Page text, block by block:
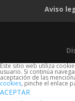
Aviso
Este sitio web utiliza
usuario. Si continúa
aceptación de las
cookies, pinche el enlace
ACEPTAR